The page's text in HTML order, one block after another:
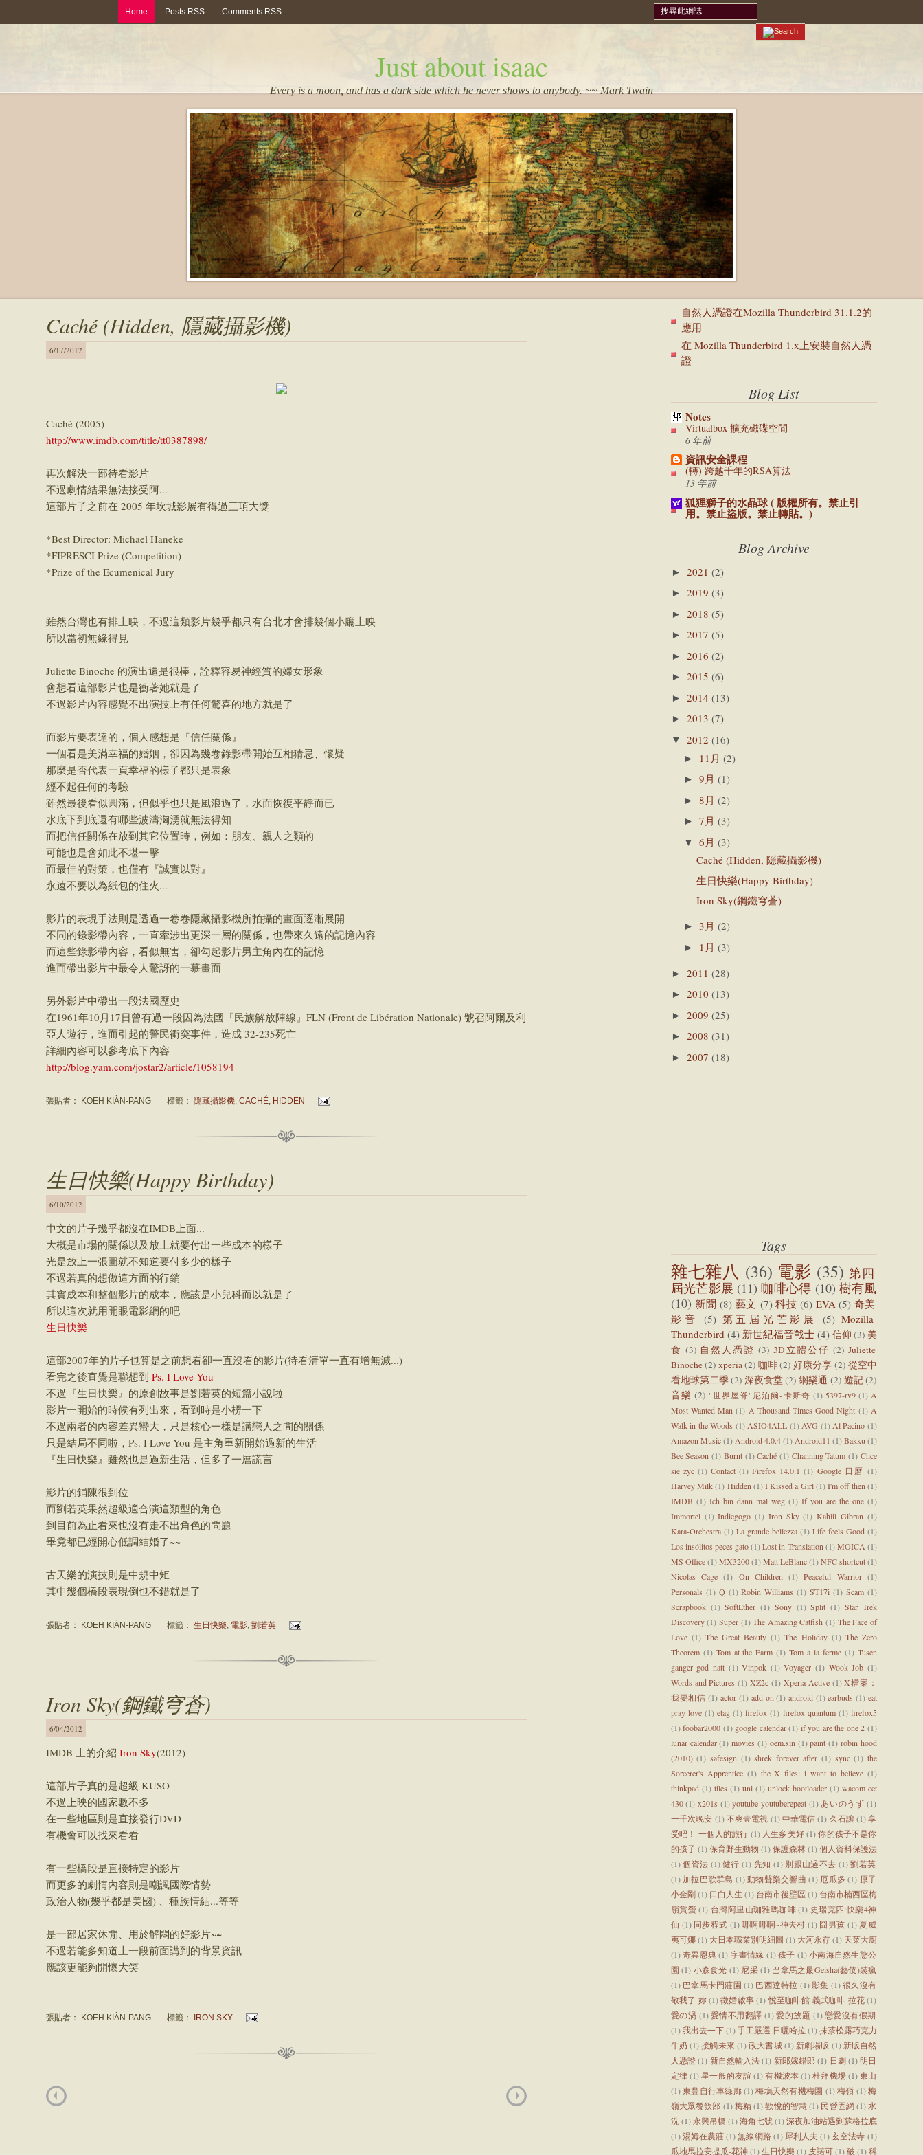
Home Posts RSS Comments RSS
Just about isaac
Every is a moon, and has a dark side which he never shows to anybody. ~~ Mark Twain
Caché (Hidden, 隱藏攝影機)
6/17/2012
Caché (2005)
http://www.imdb.com/title/tt0387898/
再次解決一部待看影片
不過劇情結果無法接受阿...
這部片子之前在 2005 年坎城影展有得過三項大獎
*Best Director: Michael Haneke
*FIPRESCI Prize (Competition)
*Prize of the Ecumenical Jury
雖然台灣也有排上映，不過這類影片幾乎都只有台北才會排幾個小廳上映
所以當初無緣得見
Juliette Binoche 的演出還是很棒，詮釋容易神經質的婦女形象
會想看這部影片也是衝著她就是了
不過影片內容感覺不出演技上有任何驚喜的地方就是了
而影片要表達的，個人感想是『信任關係』
一個看是美滿幸福的婚姻，卻因為幾卷錄影帶開始互相猜忌、懷疑
那麼是否代表一頁幸福的樣子都只是表象
經不起任何的考驗
雖然最後看似圓滿，但似乎也只是風浪過了，水面恢復平靜而已
水底下到底還有哪些波濤洶湧就無法得知
而把信任關係在放到其它位置時，例如：朋友、親人之類的
可能也是會如此不堪一擊
而最佳的對策，也僅有『誠實以對』
永遠不要以為紙包的住火...
影片的表現手法則是透過一卷卷隱藏攝影機所拍攝的畫面逐漸展開
不同的錄影帶內容，一直牽涉出更深一層的關係，也帶來久遠的記憶內容
而這些錄影帶內容，看似無害，卻勾起影片男主角內在的記憶
進而帶出影片中最令人驚訝的一慕畫面
另外影片中帶出一段法國歷史
在1961年10月17日曾有過一段因為法國『民族解放陣線』FLN (Front de Libération Nationale) 號召阿爾及利
亞人遊行，進而引起的警民衝突事件，造成 32-235死亡
詳細內容可以參考底下內容
http://blog.yam.com/jostar2/article/1058194
張貼者： KOEH KIÀN-PANG 標籤：隱藏攝影機 ,CACHÉ HIDDEN
生日快樂(Happy Birthday)
6/10/2012
中文的片子幾乎都沒在IMDB上面...
大概是市場的關係以及放上就要付出一些成本的樣子
光是放上一張圖就不知道要付多少的樣子
不過若真的想做這方面的行銷
其實成本和整個影片的成本，應該是小兒科而以就是了
所以這次就用開眼電影網的吧
生日快樂
這部2007年的片子也算是之前想看卻一直沒看的影片(待看清單一直有增無減...)
看完之後直覺是聯想到Ps. I Love You
不過『生日快樂』的原創故事是劉若英的短篇小說啦
影片一開始的時候有列出來，看到時是小楞一下
不過兩者的內容差異蠻大，只是核心一樣是講戀人之間的關係
只是結局不同啦，Ps. I Love You 是主角重新開始過新的生活
『生日快樂』雖然也是過新生活，但多了一層謊言
影片的鋪陳很到位
而劉若英果然超級適合演這類型的角色
到目前為止看來也沒有走不出角色的問題
畢竟都已經開心低調結婚了~~
古天樂的演技則是中規中矩
其中幾個橋段表現倒也不錯就是了
張貼者： KOEH KIÀN-PANG 標籤：生日快樂 電影 ,劉若英
Iron Sky(鋼鐵穹蒼)
6/04/2012
IMDB 上的介紹Iron Sky(2012)
這部片子真的是超級 KUSO
不過上映的國家數不多
在一些地區則是直接發行DVD
有機會可以找來看看
有一些橋段是直接特定的影片
而更多的劇情內容則是嘲諷國際情勢
政治人物(幾乎都是美國) 、種族情結...等等
是一部居家休閒、用於解悶的好影片~~
不過若能多知道上一段前面講到的背景資訊
應該更能夠開懷大笑
張貼者： KOEH KIÀN-PANG 標籤： IRON SKY
自然人憑證在Mozilla Thunderbird 31.1.2的
應用
在 Mozilla Thunderbird 1.x上安裝自然人憑
證
Blog List
Notes
Virtualbox 擴充磁碟空間
6 年前
資訊安全課程
(轉) 跨越千年的RSA算法
13 年前
狐狸獅子的水晶球 ( 版權所有。禁止引
用。禁止盜版。禁止轉貼。)
Blog Archive
► 2021 (2)
► 2019 (3)
► 2018 (5)
► 2017 (5)
► 2016 (2)
► 2015 (6)
► 2014 (13)
► 2013 (7)
▼ 2012 (16)
► 11月 (2)
► 9月 (1)
► 8月 (2)
► 7月 (3)
▼ 6月 (3)
Caché (Hidden, 隱藏攝影機)
生日快樂(Happy Birthday)
Iron Sky(鋼鐵穹蒼)
► 3月 (2)
► 1月 (3)
► 2011 (28)
► 2010 (13)
► 2009 (25)
► 2008 (31)
► 2007 (18)
Tags
雜七雜八 (36) 電影 (35) 第四
屆光芒影展 (11) 咖啡心得 (10) 樹有風
(10) 新聞 (8) 藝文 (7) 科技 (6) EVA (5) 奇美
影音
(5) 第五屆光芒影展 (5) Mozilla
Thunderbird (4) 新世紀福音戰士 (4) 信仰 (3) 美
食 (3) 自然人憑證 (3) 3D立體公仔 (2) Juliette
Binoche(2) xperia (2) 咖啡(2) 好康分享 (2) 從空中
看地球第二季(2) 深夜食堂(2) 網樂通 (2) 遊記(2)
音樂 (2) "世界屋脊"尼泊爾-卡斯奇 (1) 5397-rv9 (1) A
Most Wanted Man (1) A Thousand Times Good Night (1) A
Walk in the Woods (1) ASIO4ALL (1) AVG (1) Al Pacino (1)
Amazon Music (1) Android 4.0.4 (1) Android11 (1) Bakku (1)
Bee Season (1) Burnt (1) Caché (1) Channing Tatum (1) Chce
sie zyc (1) Contact (1) Firefox 14.0.1 (1) Google 日曆 (1)
Harvey Milk (1) Hidden (1) I Kissed a Girl (1) I'm off then (1)
IMDB (1) Ich bin dann mal weg (1) If you are the one (1)
Immortel (1) Indiegogo (1) Iron Sky (1) Kahlil Gibran (1)
Kara-Orchestra (1) La grande bellezza (1) Life feels Good (1)
Los insólitos peces gato (1) Lost in Translation (1) MOICA (1)
MS Office (1) MX3200 (1) Matt LeBlanc (1) NFC shortcut (1)
Nicolas Cage (1) On Children (1) Peaceful Warrior (1)
Personals (1) Q (1) Robin Williams (1) ST17i (1) Scam (1)
Scrapbook (1) SoftEther (1) Sony (1) Split (1) Star Trek
Discovery (1) Super (1) The Amazing Catfish (1) The Face of
Love (1) The Great Beauty (1) The Holiday (1) The Zero
Theorem (1) Tom at the Farm (1) Tom à la ferme (1) Tusen
ganger god natt (1) Vinpok (1) Voyager (1) Wook Job (1)
Words and Pictures (1) XZ2c (1) Xperia Active (1) X檔案：
我要相信 (1) actor (1) add-on (1) android (1) earbuds (1) eat
pray love (1) etag (1) firefox (1) firefox quantum (1) firefox5
(1) foobar2000 (1) google calendar (1) if you are the one 2 (1)
lunar calendar (1) movies (1) oem.sin (1) paint (1) robin hood
(2010) (1) safesign (1) shrek forever after (1) sync (1) the
Sorcerer's Apprentice (1) the X files: i want to believe (1)
thinkpad (1) tiles (1) uni (1) unlock bootloader (1) wacom cet
430 (1) x201s (1) youtube youtuberepeat (1) あいのうず (1)
一千次晚安 (1) 不爽壹電視 (1) 中華電信 (1) 久石讓 (1) 享
受吧！ 一個人的旅行 (1) 人生多美好(1) 你的孩子不是你
的孩子 (1) 保育野生動物 (1) 保護森林 (1) 個人資料保護法
(1) 個資法 (1) 健行 (1) 先知 (1) 別跟山過不去 (1) 劉若英
(1) 加拉巴歌群島 (1) 動物聲樂交響曲 (1) 厄瓜多 (1) 原子
小金剛 (1) 口白人生 (1) 台南市後壁區 (1) 台南市楠西區梅
嶺賞螢 (1) 台灣阿里山珈雅瑪咖啡 (1) 史瑞克四:快樂4神
仙 (1) 同步程式 (1) 哪啊哪啊~神去村 (1) 囧男孩 (1) 夏威
夷可娜 (1) 大日本職業別明細圖 (1) 大河永存 (1) 天菜大廚
(1) 奇異恩典 (1) 字畫情緣 (1) 孩子 (1) 小南海自然生態公
園 (1) 小森食光 (1) 尼采 (1) 巴拿馬之最Geisha(藝伎)裝瘋
(1) 巴拿馬卡門莊園 (1) 巴西達特拉 (1) 影集 (1) 很久沒有
敬我了 妳 (1) 徵婚啟事 (1) 悅至咖啡館 義式咖啡 拉花 (1)
愛の渦 (1) 愛情不用翻譯 (1) 愛的放題 (1) 戀愛沒有假期
(1) 我出去一下 (1) 手工嚴選 日曬哈拉 (1) 抹茶松露巧克力
牛奶 (1) 接觸未來 (1) 政大書城 (1) 新劇場版 (1) 新版自然
人憑證 (1) 新自然輸入法 (1) 新郎嫁錯郎 (1) 日劇(1)明日
定律 (1) 星一般的友誼 (1) 有機波本(1) 杜拜機場(1)東山
(1) 東豐自行車綠廊 (1) 梅塢天然有機梅園 (1) 梅嶺 (1) 梅
嶺大眾餐飲部 (1) 梅精 (1) 歡悅的智慧 (1) 民營固網(1) 水
洗 (1) 永興吊橋 (1) 海角七號 (1) 深夜加油站遇到蘇格拉底
(1) 湯姆在農莊 (1) 無線網路 (1) 犀利人夫 (1) 玄空法寺 (1)
瓜地馬拉安提瓜-花神 (1) 生日快樂 (1) 皮諾可 (1) 破 (1) 科